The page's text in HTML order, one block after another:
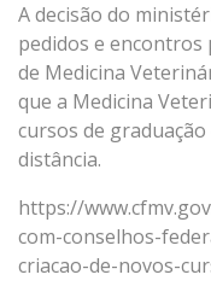
A decisão do
pedidos e
de Medicina
que a Medicina
cursos de
distância.
https://
com-conselhos-
criacao-de-novos-